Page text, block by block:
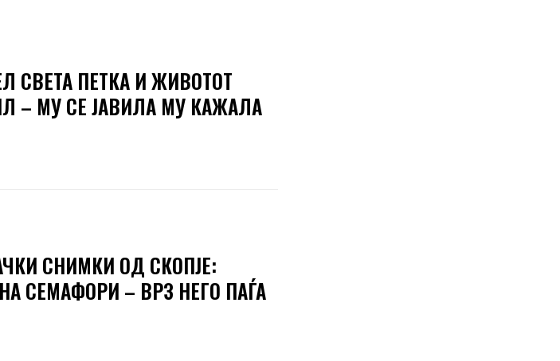
СВЕТА ПЕТКА И ЖИВОТОТ
– МУ СЕ ЈАВИЛА МУ КАЖАЛА
СНИМКИ ОД СКОПЈЕ:
СЕМАФОРИ – ВРЗ НЕГО ПАЃА